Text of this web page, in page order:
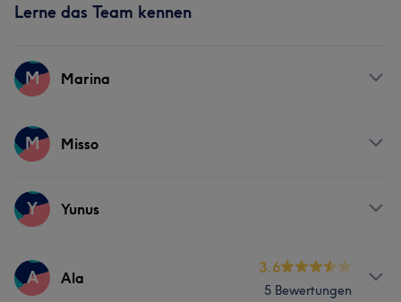
Lerne das Team kennen
M Marina
Services
M Misso
Services
Y Yunus
Services
A Ala
3.6
5 Bewertungen